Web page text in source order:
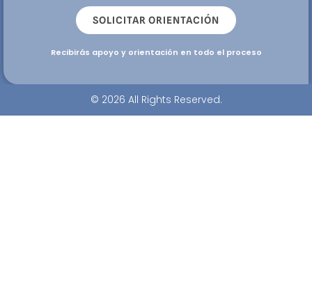
SOLICITAR ORIENTACIÓN
Recibirás apoyo y orientación en todo el proceso
© 2026 All Rights Reserved.